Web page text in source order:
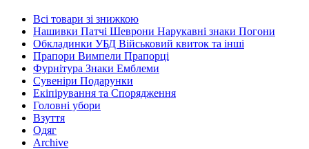
Всі товари зі знижкою
Нашивки Патчі Шеврони Нарукавні знаки Погони
Обкладинки УБД Військовий квиток та інші
Прапори Вимпели Прапорці
Фурнітура Знаки Емблеми
Сувеніри Подарунки
Екіпірування та Спорядження
Головні убори
Взуття
Одяг
Archive